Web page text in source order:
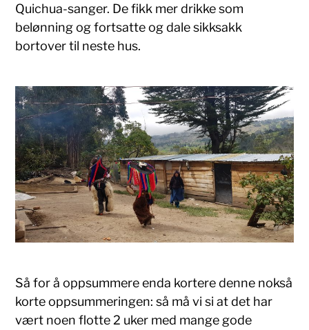
Quichua-sanger. De fikk mer drikke som
belønning og fortsatte og dale sikksakk
bortover til neste hus.
Så for å oppsummere enda kortere denne nokså
korte oppsummeringen: så må vi si at det har
vært noen flotte 2 uker med mange gode